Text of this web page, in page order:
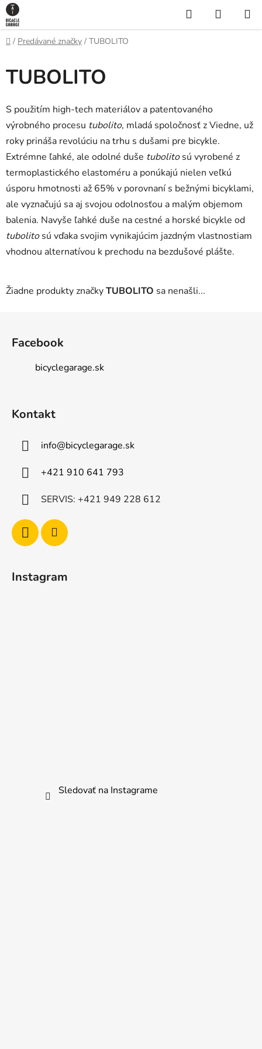
Prejsť
na
obsah
Hľadať
KOŠÍK
Domov
/ Predávané značky / TUBOLITO
TUBOLITO
S použitím high-tech materiálov a patentovaného
výrobného procesu tubolito, mladá spoločnosť z Viedne, už
roky prináša revolúciu na trhu s dušami pre bicykle.
Extrémne ľahké, ale odolné duše tubolitosú vyrobené z
termoplastického elastoméru a ponúkajú nielen veľkú
úsporu hmotnosti až 65% v porovnaní s bežnými bicyklami,
ale vyznačujú sa aj svojou odolnosťou a malým objemom
balenia. Navyše ľahké duše na cestné a horské bicykle od
tubolitosú vďaka svojim vynikajúcim jazdným vlastnostiam
vhodnou alternatívou k prechodu na bezdušové plášte.
Žiadne produkty značkyTUBOLITO sa nenašli...
Facebook
bicyclegarage.sk
Kontakt
info@bicyclegarage.sk
+421 910 641 793
SERVIS: +421 949 228 612
Instagram
Sledovať na Instagrame